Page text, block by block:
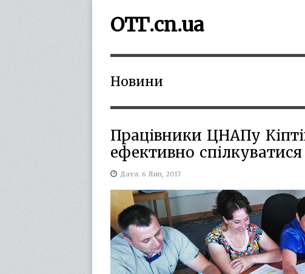
ОТГ.cn.ua
Новини
Працівники ЦНАПу
ефективно спілкуватися
Дата: 6 Лип, 2017